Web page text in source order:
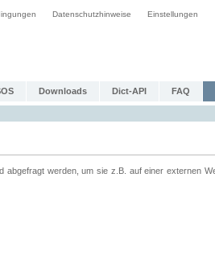
Datenschutzhinweise Einstellungen
Downloads Dict-API FAQ
werden, um sie z.B. auf einer externen